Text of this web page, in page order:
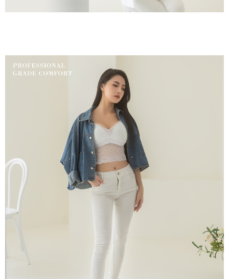
menyelesaikan pembayaran anda melalui salah satu saluran berikut: kod
bar kedai serbaneka, kedai runcit Taiwan Mobile, pemindahan bank,
yang membolehkan pelanggan membeli barangan atau perkhidmatan
melalui perkhidmatan ini pada masa transaksi. Hasil daripada pembelian
atau pembayaran ansuran akan dipindahkan oleh peniaga kepada
Syarikat, dan pelanggan hendaklah membuat pembayaran mengikut
perjanjian menggunakan sistem bil Syarikat.
Untuk memenuhi hubungan kontrak yang terjalin melalui persetujuan
penggunaan OP Pay Later, peniaga akan memberikan maklumat peribadi
anda (termasuk nama, nombor telefon, atau alamat) kepada Syarikat bagi
tujuan pengumpulan, pemprosesan dan penggunaan data yang
diperlukan untuk pengebilan ansuran, termasuk pengesahan,
pengesahan semula dan pembetulan.
Untuk terma perkhidmatan penuh, sila rujuk pautan berikut:
https://oppay.tw/userRule
" target="_blank" class="link revert-
style">https://oppay.tw/userRule
【Panduan Penggunaan Pembayaran Ansuran Gogo】
1. Perkhidmatan ini disediakan oleh Taiwan Mobile, pengguna telefon
mudah alih boleh segera menggunakan tanpa perlu memohon lagi.
(Hanya untuk nombor langganan peribadi, tidak terbuka untuk syarikat
2. Pilihan kaedah pembayaran "Pembayaran Ansuran Gogo", selepas
kepada AFTEE dalam tempoh sama ada anda menerima pesanan.
keputusan pensijilan dan semakan oleh AFTEE.
2. Amaun perbelanjaan minimum mestilah lebih besar daripada NT$20.
3. Pada masa ini hanya tersedia untuk ahli Taiwan.
Perkhidmatan AFTEE Beli Sekarang Bayar Kemudian disediakan oleh NP
Taiwan, Inc. dan AFTEE akan membuat bil kepada pengguna. AFTEE
akan menggunakan data peribadi yang dikumpul (termasuk nama
pembeli, no. telefon, nama penerima, no. telefon, alamat penerima) untuk
penggunaan perkhidmatan. Sila rujuk kepada "Penyata Pengumpulan
Data Peribadi, Pemprosesan, Penggunaan"
(https://aftee.tw/privacypolicy/) untuk maklumat lanjut.
Jumlah yang diperakui untuk pengguna kali pertama yang lulus
kelulusan boleh sehingga NT$10,000. Jika pengguna tidak membuat
pembayaran dalam tempoh tersebut, yuran pembayaran lewat sebanyak
20% setahun akan dikenakan. Pengguna bawah umur dikehendaki
mendapatkan kebenaran daripada ibu bapa atau penjaga yang sah
mempunyai sebarang kebimbangan mengenai pemprosesan dan
penggunaan pada data peribadi. Jika anda tidak bersetuju dengan data
peribadi yang disenaraikan seperti di atas akan dikumpul dan digunakan
oleh AFTEE, sila jangan gunakan perkhidmatan ini.
NT$80/pesanan | Penghantaran percuma untuk pesanan
NT$799 atau lebih
NT$80/pesanan | Penghantaran percuma untuk pesanan
7-11取貨(快速到店)
宅配/離島不配送
NT$80/pesanan | Penghantaran percuma untuk pesanan
NT$890 atau lebih
國家/地區配送 Kadar Penghantaran